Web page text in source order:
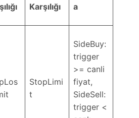
Karşılığı
a
StopLimi
t
SideBuy:
trigger
>= canli
fiyat,
SideSell:
trigger <